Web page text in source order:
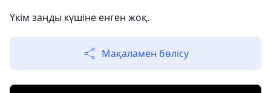
Үкім заңды күшіне енген жоқ.
Мақаламен бөлісу